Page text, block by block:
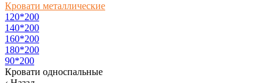
Кровати металлические
120*200
140*200
160*200
180*200
90*200
Кровати односпальные